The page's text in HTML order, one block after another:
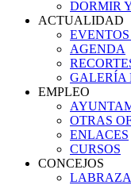
DORMIR
ACTUALIDAD
EVENTOS
AGENDA
GALERÍA
EMPLEO
OTRAS
ENLACES
CURSOS
CONCEJOS
LABRAZA